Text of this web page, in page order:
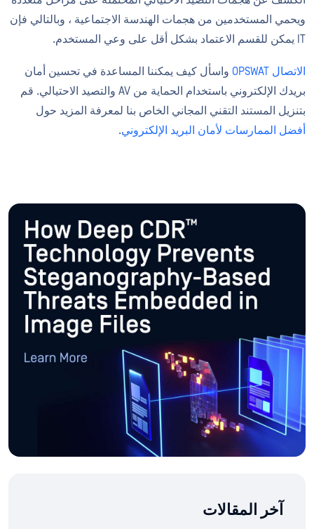
ويحمي المستخدمين من هجمات الهندسة الاجتماعية ، وبالتالي فإن
IT يمكن للقسم الاعتماد بشكل أقل على وعي المستخدم.
الاتصال OPSWAT
واسأل كيف يمكننا المساعدة في تحسين أمان
بريدك الإلكتروني باستخدام الحماية من AV والتصيد الاحتيالي. قم
بتنزيل المستند التقني المجاني الخاص بنا لمعرفة المزيد حول
أفضل الممارسات لأمان البريد الإلكتروني.
آخر المقالات